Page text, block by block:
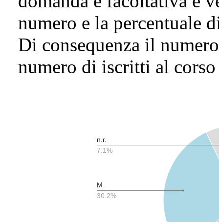
numero e la percentuale
Di consequenza il
numero di iscritti al
M
30.2%
n.r.
7.1%